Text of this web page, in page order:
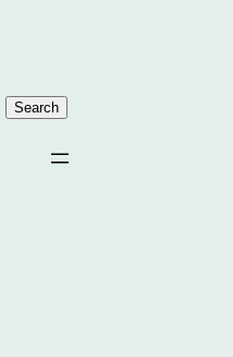
Search